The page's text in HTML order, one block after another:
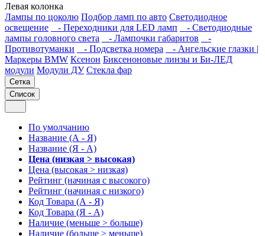
Левая колонка
Лампы по цоколю Подбор ламп по авто Светодиодное
освещение
- Переходники для LED ламп
- Светодиодные
лампы головного света
- Лампочки габаритов
-
Противотуманки
- Подсветка номера
- Ангельские глазки |
Маркеры BMW Ксенон Биксеноновые линзы и Би-ЛЕД
модули Модули ДУ Стекла фар
Сетка
Список
По умолчанию
Название (А - Я)
Название (Я - А)
Цена (низкая > высокая)
Цена (высокая > низкая)
Рейтинг (начиная с высокого)
Рейтинг (начиная с низкого)
Код Товара (А - Я)
Код Товара (Я - А)
Наличие (меньше > больше)
Наличие (больше > меньше)